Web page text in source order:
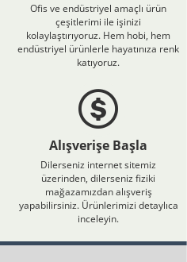
Ofis ve endüstriyel amaçlı ürün
çeşitlerimi ile işinizi
kolaylaştırıyoruz. Hem hobi, hem
endüstriyel ürünlerle hayatınıza renk
katıyoruz.
Alışverişe Başla
Dilerseniz internet sitemiz
üzerinden, dilerseniz fiziki
mağazamızdan alışveriş
yapabilirsiniz. Ürünlerimizi detaylıca
inceleyin.